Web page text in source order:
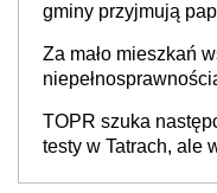
gminy przyjmują
Za mało mieszkań
TOPR szuka
testy w Tatrach, ale